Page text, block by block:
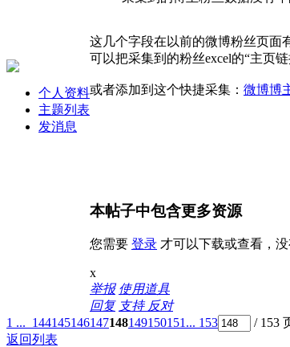
个人资料
主题列表
发消息
这几个字段在以前的微博粉丝页面
可以把采集到的粉丝excel的“主页
或者添加到这个快捷采集： 微博博
本帖子中包含更多资源
您需要 登录 才可以下载或查看，没
x
举报 使用道具
回复 支持 反对
1 ... 144145146147148149150151 ... 153 / 153
返回列表